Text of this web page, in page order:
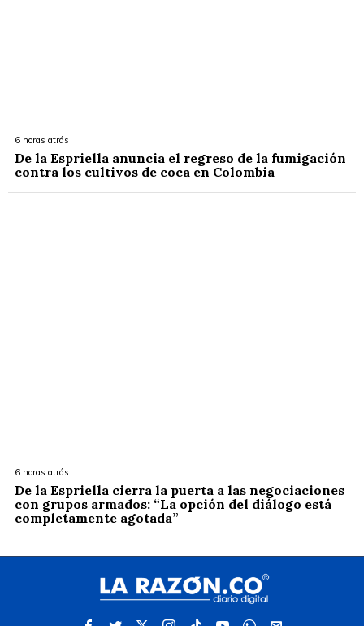
6 horas atrás
De la Espriella anuncia el regreso de la fumigación
contra los cultivos de coca en Colombia
6 horas atrás
De la Espriella cierra la puerta a las negociaciones
con grupos armados: “La opción del diálogo está
completamente agotada”